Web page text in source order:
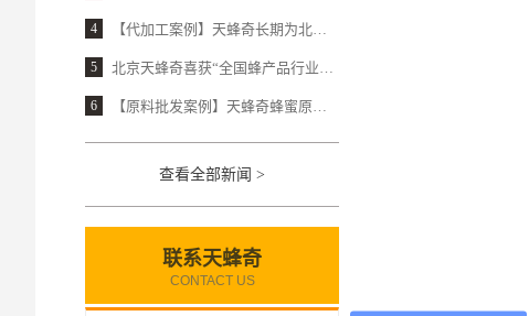
4 【代加工案例】天蜂奇长期为北京某民营老牌蜂蜜厂提供蜂蜜柚子茶代加工
5 北京天蜂奇喜获“全国蜂产品行业龙头企业”荣誉
6 【原料批发案例】天蜂奇蜂蜜原料赢得某国营蜂蜜厂近20年信赖
查看全部新闻 >
联系天蜂奇
CONTACT US